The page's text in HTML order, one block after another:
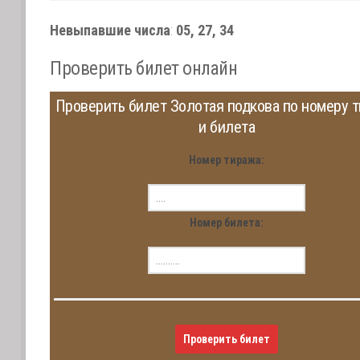
Невыпавшие числа: 05, 27, 34
Проверить билет онлайн
Проверить билет Золотая подкова по номеру
и билета
Номер тиража:
Номер билета:
Проверить билет